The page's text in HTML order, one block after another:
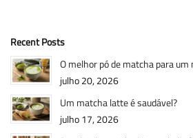
Recent Posts
O melhor pó de matcha para
julho 20, 2026
Um matcha latte é saudável?
julho 17, 2026